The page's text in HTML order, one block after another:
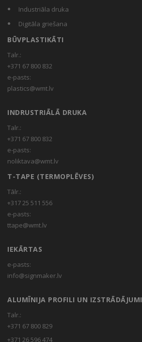
Industriāla druka
Digitāla griešana
BŪVPLASTIKĀTI
Talr.:
+371 67 800 832
e-pasts:
plastics@wmt.lv
INDRUSTRIĀLĀ DRUKA
Talr.:
+371 67 800 832
e-pasts:
noliktava@wmt.lv
T-TAPE (TERMOPLĒVES)
Tālr.:
+317 25 511 556
e-pasts:
ttape@wmt.lv
IEKĀRTAS
e-pasts:
info@signmaker.lv
ALUMĪNIJA PROFILI UN IZSTRĀDĀJUMI
Talr.:
+371 67 800 829
+371 26 596 474